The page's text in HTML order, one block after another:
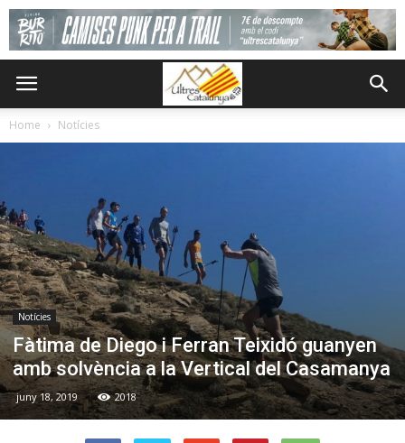
Home Notícies
Notícies
Fàtima de Diego i Ferran Teixidó guanyen
amb solvència a la Vertical del Casamanya
juny 18, 2019 2018